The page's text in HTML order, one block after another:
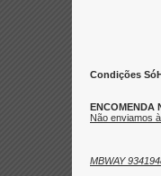
Condições
ENCOMENDA
Não enviamos
MBWAY